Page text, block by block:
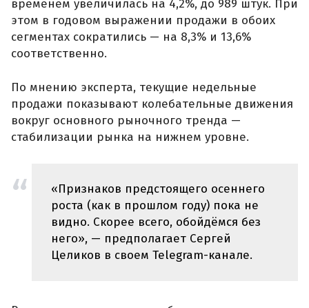
временем увеличилась на 4,2%, до 989 штук. При
этом в годовом выражении продажи в обоих
сегментах сократились — на 8,3% и 13,6%
соответственно.
По мнению эксперта, текущие недельные
продажи показывают колебательные движения
вокруг основного рыночного тренда —
стабилизации рынка на нижнем уровне.
«Признаков предстоящего осеннего
роста (как в прошлом году) пока не
видно. Скорее всего, обойдёмся без
него», — предполагает Сергей
Целиков в своем Telegram-канале.